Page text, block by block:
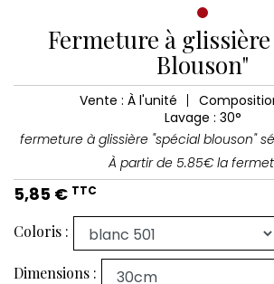
Fermeture à
Blouson"
Vente : À l'unité
Lavage : 30°
fermeture à glissière "spécial blouson"
À partir de 5.85€ la
5,85 € TTC
Coloris :
Dimensions :